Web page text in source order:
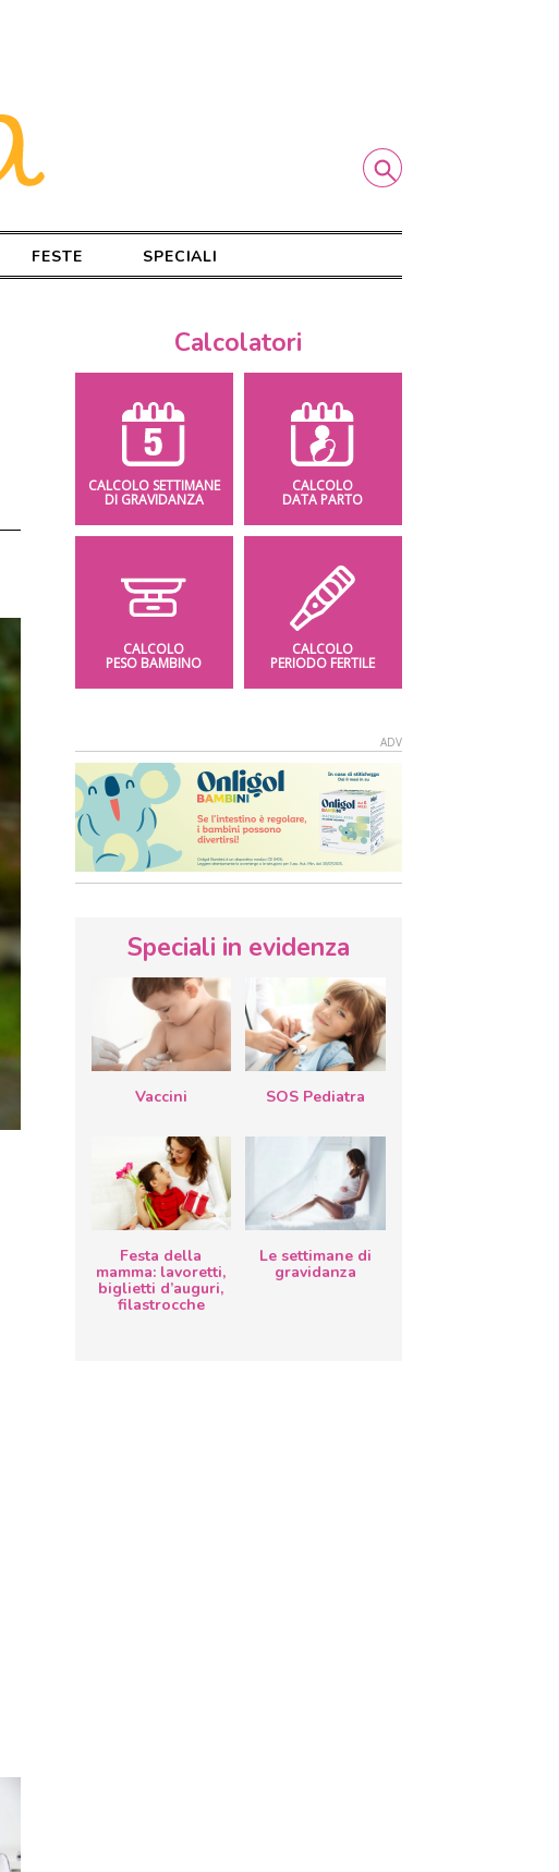
FESTE SPECIALI
Calcolatori
CALCOLO SETTIMANE
DI GRAVIDANZA
CALCOLO
DATA PARTO
CALCOLO
PESO BAMBINO
CALCOLO
PERIODO FERTILE
Speciali in evidenza
Vaccini SOS Pediatra
Festa della
mamma: lavoretti,
biglietti d’auguri,
filastrocche
Le settimane di
gravidanza